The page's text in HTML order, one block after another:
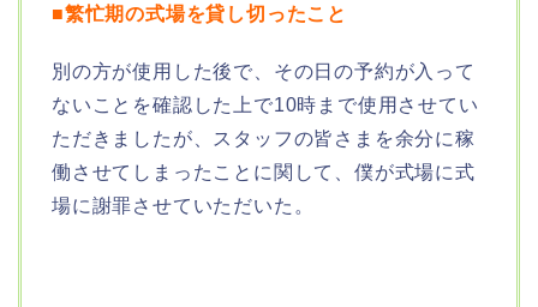
■繁忙期の式場を貸し切ったこと
別の方が使用した後で、その日の予約が入って
ないことを確認した上で10時まで使用させてい
ただきましたが、スタッフの皆さまを余分に稼
働させてしまったことに関して、僕が式場に式
場に謝罪させていただいた。